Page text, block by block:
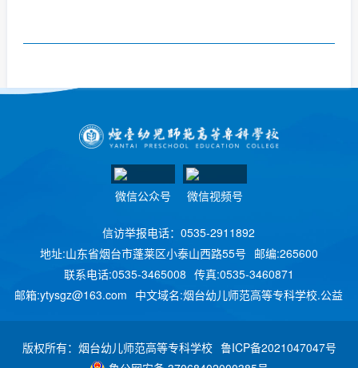
微信公众号 微信视频号
信访举报电话：0535-2911892
地址:山东省烟台市蓬莱区小泰山西路55号 邮编:265600
联系电话:0535-3465008 传真:0535-3460871
邮箱:ytysgz@163.com 中文域名:烟台幼儿师范高等专科学校.公益
版权所有：烟台幼儿师范高等专科学校 鲁ICP备2021047047号